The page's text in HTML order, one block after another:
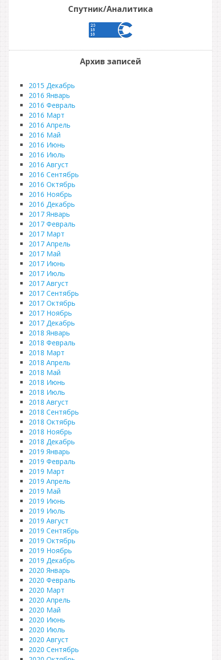
Спутник/Аналитика
Архив записей
2015 Декабрь
2016 Январь
2016 Февраль
2016 Март
2016 Апрель
2016 Май
2016 Июнь
2016 Июль
2016 Август
2016 Сентябрь
2016 Октябрь
2016 Ноябрь
2016 Декабрь
2017 Январь
2017 Февраль
2017 Март
2017 Апрель
2017 Май
2017 Июнь
2017 Июль
2017 Август
2017 Сентябрь
2017 Октябрь
2017 Ноябрь
2017 Декабрь
2018 Январь
2018 Февраль
2018 Март
2018 Апрель
2018 Май
2018 Июнь
2018 Июль
2018 Август
2018 Сентябрь
2018 Октябрь
2018 Ноябрь
2018 Декабрь
2019 Январь
2019 Февраль
2019 Март
2019 Апрель
2019 Май
2019 Июнь
2019 Июль
2019 Август
2019 Сентябрь
2019 Октябрь
2019 Ноябрь
2019 Декабрь
2020 Январь
2020 Февраль
2020 Март
2020 Апрель
2020 Май
2020 Июнь
2020 Июль
2020 Август
2020 Сентябрь